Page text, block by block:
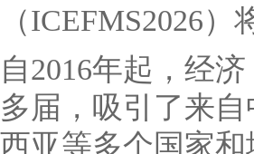
（ICEFMS2026
自2016年起，经
多届，吸引了来
西亚等多个国家